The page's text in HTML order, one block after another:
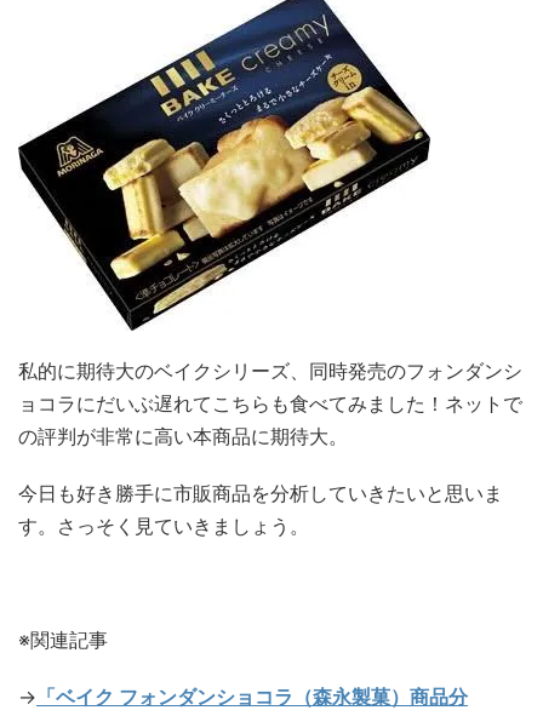
私的に期待大のベイクシリーズ、同時発売のフォンダンシ
ョコラにだいぶ遅れてこちらも食べてみました！ネットで
の評判が非常に高い本商品に期待大。
今日も好き勝手に市販商品を分析していきたいと思いま
す。さっそく見ていきましょう。
※関連記事
→ 「ベイク フォンダンショコラ（森永製菓）商品分